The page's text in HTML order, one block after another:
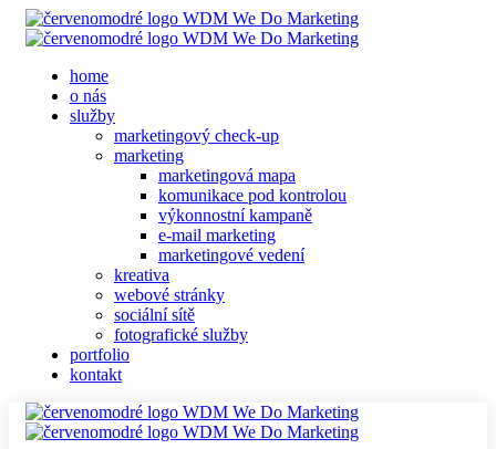
home
o nás
služby
marketingový check-up
marketing
marketingová mapa
komunikace pod kontrolou
výkonnostní kampaně
e-mail marketing
marketingové vedení
kreativa
webové stránky
sociální sítě
fotografické služby
portfolio
kontakt